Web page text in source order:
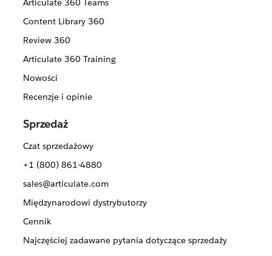
Articulate 360 Teams
Content Library 360
Review 360
Articulate 360 Training
Nowości
Recenzje i opinie
Sprzedaż
Czat sprzedażowy
+1 (800) 861-4880
sales@articulate.com
Międzynarodowi dystrybutorzy
Cennik
Najczęściej zadawane pytania dotyczące sprzedaży